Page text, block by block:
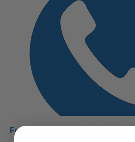
Fragen zu diesen Produkten??